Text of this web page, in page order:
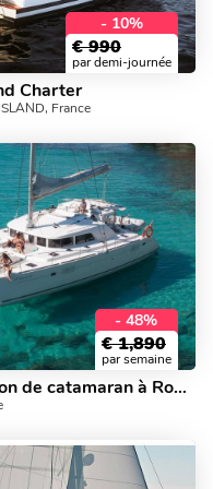
- 10%
€ 990
par demi-journée
Charter
France
- 48%
€ 1,890
par semaine
Parfait location de catamaran à Rogoznica, Croatie.